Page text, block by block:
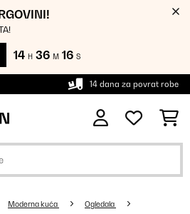
14 H 36 M 14 S
14 dana za povrat robe
Moderna kuća Ogledala